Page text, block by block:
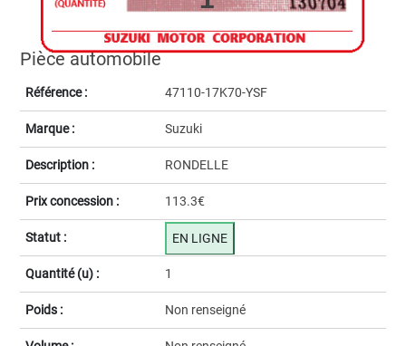
Pièce automobile
Référence : 47110-17K70-YSF
Marque : Suzuki
Description : RONDELLE
Prix concession : 113.3€
Statut : EN LIGNE
Quantité (u) : 1
Poids : Non renseigné